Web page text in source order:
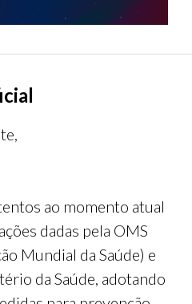
ao momento atual
dadas pela OMS
Mundial da Saúde) e
da Saúde, adotando